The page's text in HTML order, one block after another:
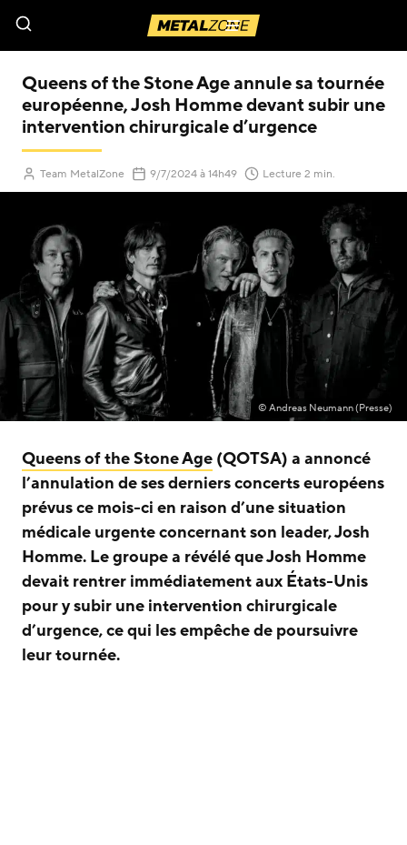
Menu
Queens of the Stone Age annule sa tournée
européenne, Josh Homme devant subir une
intervention chirurgicale d’urgence
Team MetalZone 9/7/2024(Mis à jour le)
à 14h49 Lecture 2 min.
© Andreas Neumann (Presse)
Queens of the Stone Age (QOTSA) a annoncé
l’annulation de ses derniers concerts européens
prévus ce mois-ci en raison d’une situation
médicale urgente concernant son leader, Josh
Homme. Le groupe a révélé que Josh Homme
devait rentrer immédiatement aux États-Unis
pour y subir une intervention chirurgicale
d’urgence, ce qui les empêche de poursuivre
leur tournée.